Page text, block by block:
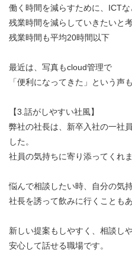
働く時間を減らすために、ICT
残業時間を減らしていきたいと
残業時間も平均20時間以下
最近は、写真もcloud管理で
「便利になってきた」という声
【3.話がしやすい社風】
弊社の社長は、新卒入社の一社
した。
社員の気持ちに寄り添ってくれま
悩んで相談したい時、自分の気
社長を誘って飲みに行くこともあ
新しい提案もしやすく、相談し
安心して話せる職場です。